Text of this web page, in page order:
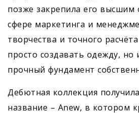
позже закрепила его высшим
сфере маркетинга и
творчества и точного
просто создавать одежду, но
прочный фундамент
Дебютная коллекция
название – Anew, в котором